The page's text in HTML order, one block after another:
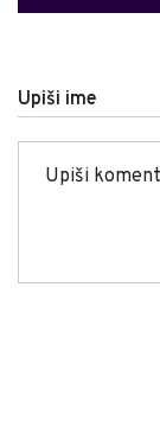
Upiši ime